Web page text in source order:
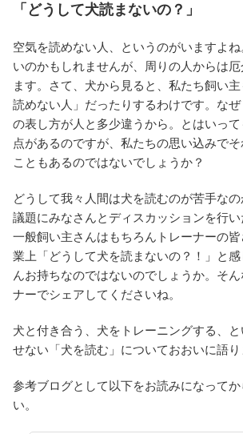
「どうして犬読まないの？」
空気を読めない人、というのがいますよ
いのかもしれませんが、周りの人からは
ます。さて、犬から見ると、私たち飼い
読めない人」だったりするわけです。な
の表し方が人と多少違うから。とはいっ
点があるのですが、私たちの思い込みで
こともあるのではないでしょうか？
どうして我々人間は犬を読むのが苦手な
議題にみなさんとディスカッションを行い
一般飼い主さんはもちろんトレーナーの
業上「どうして犬を読まないの？！」と
んお持ちなのではないのでしょうか。そん
ナーでシェアしてくださいね。
犬と付き合う、犬をトレーニングする、
せない「犬を読む」についておおいに語り
参考ブログとして以下をお読みになってか
い。